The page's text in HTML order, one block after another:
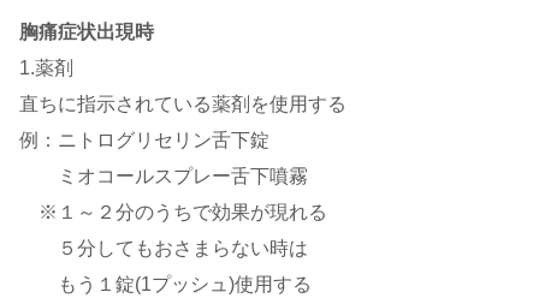
胸痛症状出現時
1.薬剤
直ちに指示されている薬剤を使用する
例：ニトログリセリン舌下錠
ミオコールスプレー舌下噴霧
※１～２分のうちで効果が現れる
５分してもおさまらない時は
もう１錠(1プッシュ)使用する